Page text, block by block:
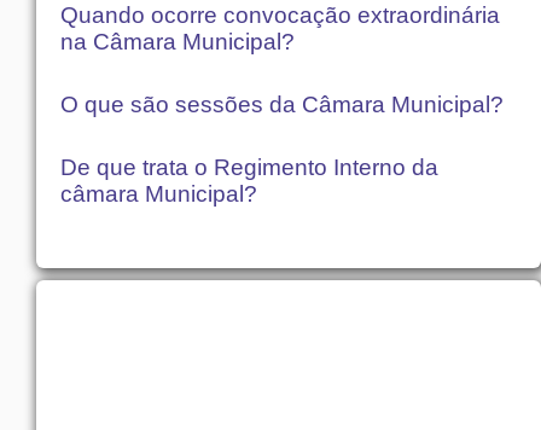
Quando ocorre convocação extraordinária
na Câmara Municipal?
O que são sessões da Câmara Municipal?
De que trata o Regimento Interno da
câmara Municipal?